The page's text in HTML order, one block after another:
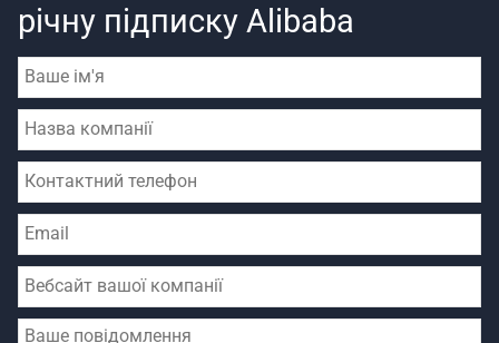
річну підписку Alibaba